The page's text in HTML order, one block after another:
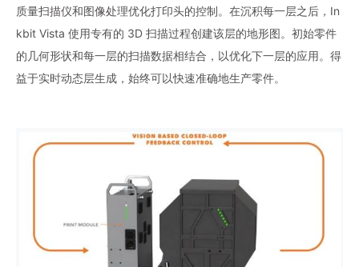
质量扫描仪和图像处理优化打印头的控制。在沉积每一层之后，In
kbit Vista 使用专有的 3D 扫描过程创建该层的地形图。初始零件
的几何形状和每一层的扫描数据相结合，以优化下一层的应用。得
益于实时动态层生成，始终可以快速准确地生产零件。